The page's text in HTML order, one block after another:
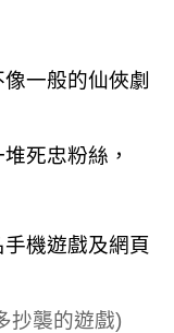
一般的仙俠劇
死忠粉絲，
手機遊戲及網頁
抄襲的遊戲)